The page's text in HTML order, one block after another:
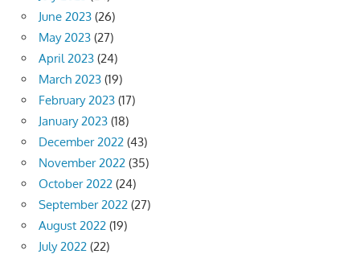
June 2023 (26)
May 2023 (27)
April 2023 (24)
March 2023 (19)
February 2023 (17)
January 2023 (18)
December 2022 (43)
November 2022 (35)
October 2022 (24)
September 2022 (27)
August 2022 (19)
July 2022 (22)